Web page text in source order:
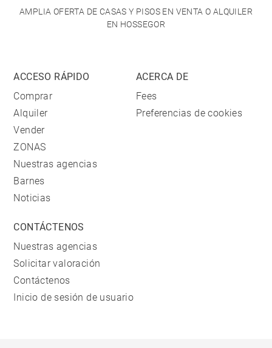
AMPLIA OFERTA DE CASAS Y PISOS EN VENTA O ALQUILER
EN HOSSEGOR
ACCESO RÁPIDO
Comprar
Alquiler
Vender
ZONAS
Nuestras agencias
Barnes
Noticias
ACERCA DE
Fees
Preferencias de cookies
CONTÁCTENOS
Nuestras agencias
Solicitar valoración
Contáctenos
Inicio de sesión de usuario